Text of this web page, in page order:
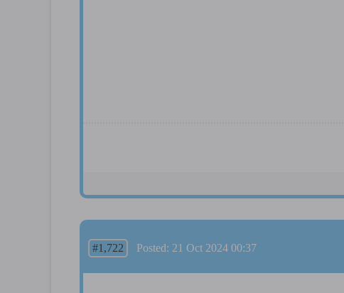
#1,722 Posted: 21 Oct 2024 00:37